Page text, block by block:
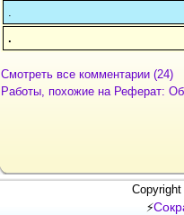
.
Смотреть все комментарии (24)
Работы, похожие на Реферат: Об
⚡